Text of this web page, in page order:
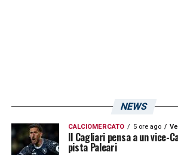
NEWS
CALCIOMERCATO 5 ore ago
Il Cagliari pensa a un vice-
pista Paleari